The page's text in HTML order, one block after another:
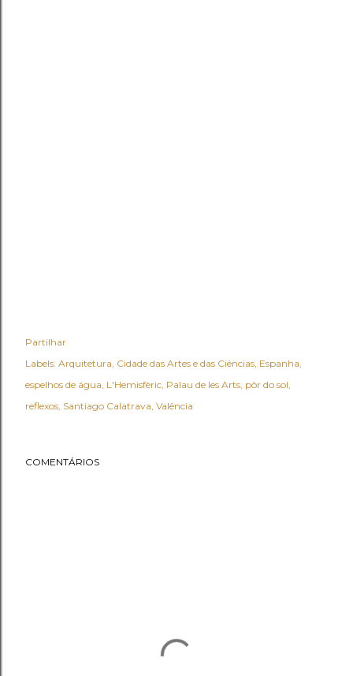
Partilhar
Labels: Arquitetura Cidade das Artes e das Ciências Espanha
espelhos de água L'Hemisfèric Palau de les Arts pôr do sol
reflexos Santiago Calatrava Valência
COMENTÁRIOS